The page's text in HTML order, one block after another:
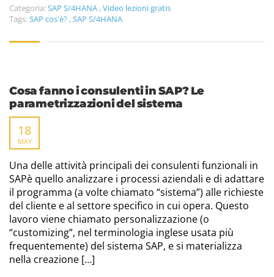
Categoria:SAP S/4HANA ,Video lezioni gratis
Tags:SAP cos'è? ,SAP S/4HANA
Cosa fanno i consulenti in SAP? Le
parametrizzazioni del sistema
18
MAY
Una delle attività principali dei consulenti funzionali in
SAPè quello analizzare i processi aziendali e di adattare
il programma (a volte chiamato “sistema”) alle richieste
del cliente e al settore specifico in cui opera. Questo
lavoro viene chiamato personalizzazione (o
“customizing”, nel terminologia inglese usata più
frequentemente) del sistema SAP, e si materializza
nella creazione […]